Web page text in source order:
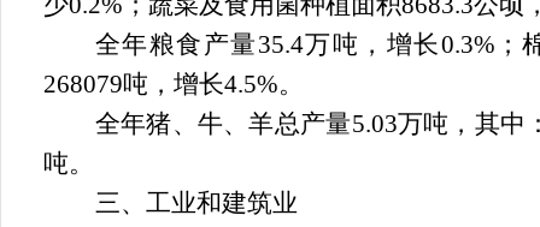
全年粮食产量35.4万吨，增长0.3% ；
268079吨，增长4.5%。
全年猪、牛、羊总产量5.03万吨，其中
吨。
三、工业和建筑业